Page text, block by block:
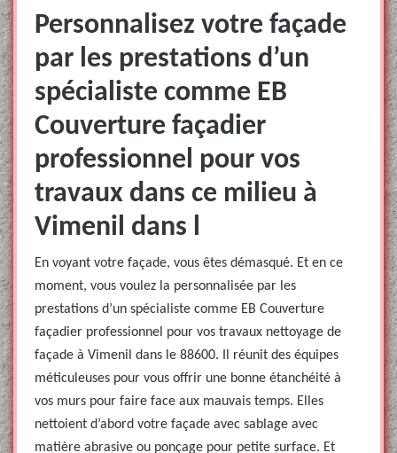
Personnalisez votre façade
par les prestations d’un
spécialiste comme EB
Couverture façadier
professionnel pour vos
travaux dans ce milieu à
Vimenil dans l
En voyant votre façade, vous êtes démasqué. Et en ce
moment, vous voulez la personnalisée par les
prestations d’un spécialiste comme EB Couverture
façadier professionnel pour vos travaux nettoyage de
façade à Vimenil dans le 88600. Il réunit des équipes
méticuleuses pour vous offrir une bonne étanchéité à
vos murs pour faire face aux mauvais temps. Elles
nettoient d’abord votre façade avec sablage avec
matière abrasive ou ponçage pour petite surface. Et